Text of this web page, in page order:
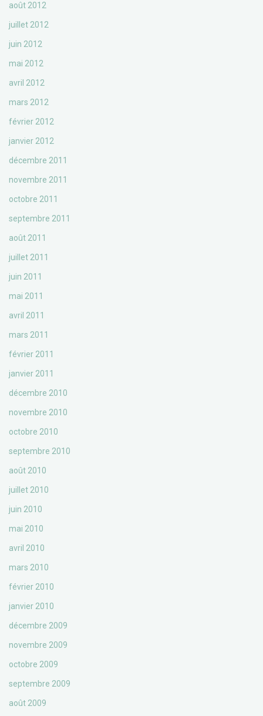
août 2012
juillet 2012
juin 2012
mai 2012
avril 2012
mars 2012
février 2012
janvier 2012
décembre 2011
novembre 2011
octobre 2011
septembre 2011
août 2011
juillet 2011
juin 2011
mai 2011
avril 2011
mars 2011
février 2011
janvier 2011
décembre 2010
novembre 2010
octobre 2010
septembre 2010
août 2010
juillet 2010
juin 2010
mai 2010
avril 2010
mars 2010
février 2010
janvier 2010
décembre 2009
novembre 2009
octobre 2009
septembre 2009
août 2009